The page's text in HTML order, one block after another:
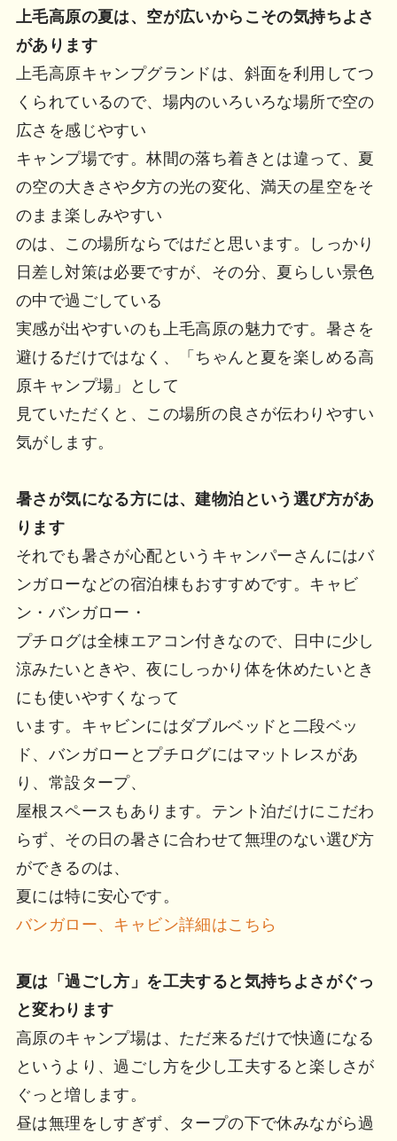
上毛高原の夏は、空が広いからこその気持ちよさ
があります
上毛高原キャンプグランドは、斜面を利用してつ
くられているので、場内のいろいろな場所で空の
広さを感じやすい
キャンプ場です。林間の落ち着きとは違って、夏
の空の大きさや夕方の光の変化、満天の星空をそ
のまま楽しみやすい
のは、この場所ならではだと思います。しっかり
日差し対策は必要ですが、その分、夏らしい景色
の中で過ごしている
実感が出やすいのも上毛高原の魅力です。暑さを
避けるだけではなく、「ちゃんと夏を楽しめる高
原キャンプ場」として
見ていただくと、この場所の良さが伝わりやすい
気がします。
暑さが気になる方には、建物泊という選び方があ
ります
それでも暑さが心配というキャンパーさんにはバ
ンガローなどの宿泊棟もおすすめです。キャビ
ン・バンガロー・
プチログは全棟エアコン付きなので、日中に少し
涼みたいときや、夜にしっかり体を休めたいとき
にも使いやすくなって
います。キャビンにはダブルベッドと二段ベッ
ド、バンガローとプチログにはマットレスがあ
り、常設タープ、
屋根スペースもあります。テント泊だけにこだわ
らず、その日の暑さに合わせて無理のない選び方
ができるのは、
夏には特に安心です。
バンガロー、キャビン詳細はこちら
夏は「過ごし方」を工夫すると気持ちよさがぐっ
と変わります
高原のキャンプ場は、ただ来るだけで快適になる
というより、過ごし方を少し工夫すると楽しさが
ぐっと増します。
昼は無理をしすぎず、タープの下で休みながら過